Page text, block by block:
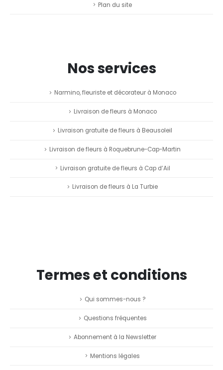
Plan du site
Nos services
Narmino, fleuriste et décorateur à Monaco
Livraison de fleurs à Monaco
Livraison gratuite de fleurs à Beausoleil
Livraison de fleurs à Roquebrune-Cap-Martin
Livraison gratuite de fleurs à Cap d’Ail
Livraison de fleurs à La Turbie
Termes et conditions
Qui sommes-nous ?
Questions fréquentes
Abonnement à la Newsletter
Mentions légales